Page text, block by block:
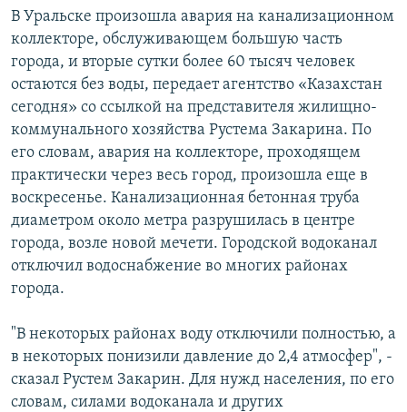
Вернутся
поиску
КЫРГЫЗЧА
ЎЗБЕКЧА
ТОҶИКӢ
TÜRKMENÇE
Все сайты РСЕ/РС
В Уральске произошла авария на канализационном
коллекторе, обслуживающем большую часть
города, и вторые сутки более 60 тысяч человек
остаются без воды, передает агентство «Казахстан
сегодня» со ссылкой на представителя жилищно-
коммунального хозяйства Рустема Закарина. По
его словам, авария на коллекторе, проходящем
практически через весь город, произошла еще в
воскресенье. Канализационная бетонная труба
диаметром около метра разрушилась в центре
города, возле новой мечети. Городской водоканал
отключил водоснабжение во многих районах
города.
"В некоторых районах воду отключили полностью, а
в некоторых понизили давление до 2,4 атмосфер", -
сказал Рустем Закарин. Для нужд населения, по его
словам, силами водоканала и других